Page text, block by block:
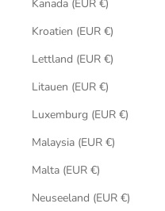
Kanada (EUR €)
Kroatien (EUR €)
Lettland (EUR €)
Litauen (EUR €)
Luxemburg (EUR €)
Malaysia (EUR €)
Malta (EUR €)
Neuseeland (EUR €)